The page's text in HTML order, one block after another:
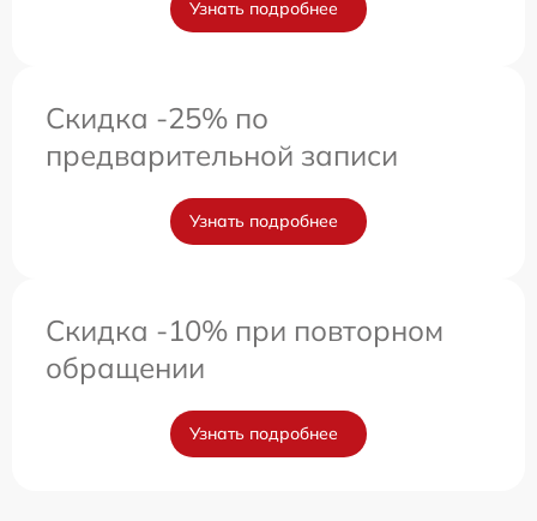
Узнать подробнее
Скидка -25% по
предварительной записи
Узнать подробнее
Скидка -10% при повторном
обращении
Узнать подробнее